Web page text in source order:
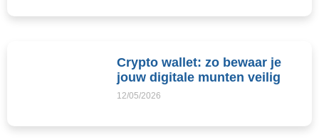
Crypto wallet: zo bewaar je
jouw digitale munten veilig
12/05/2026